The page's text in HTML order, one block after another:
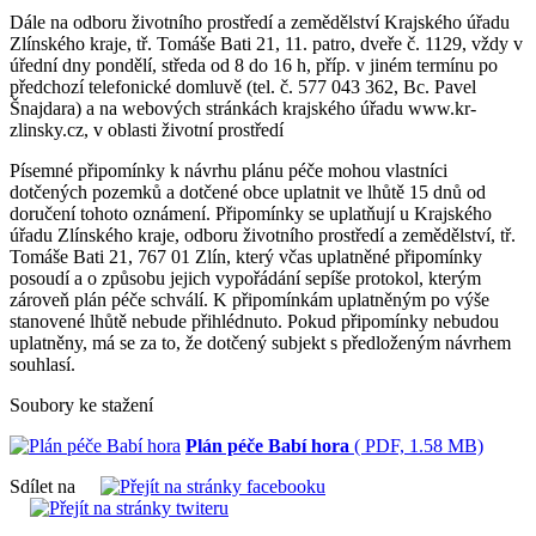
Dále na odboru životního prostředí a zemědělství Krajského úřadu
Zlínského kraje, tř. Tomáše Bati 21, 11. patro, dveře č. 1129, vždy v
úřední dny pondělí, středa od 8 do 16 h, příp. v jiném termínu po
předchozí telefonické domluvě (tel. č. 577 043 362, Bc. Pavel
Šnajdara) a na webových stránkách krajského úřadu www.kr-
zlinsky.cz, v oblasti životní prostředí
Písemné připomínky k návrhu plánu péče mohou vlastníci
dotčených pozemků a dotčené obce uplatnit ve lhůtě 15 dnů od
doručení tohoto oznámení. Připomínky se uplatňují u Krajského
úřadu Zlínského kraje, odboru životního prostředí a zemědělství, tř.
Tomáše Bati 21, 767 01 Zlín, který včas uplatněné připomínky
posoudí a o způsobu jejich vypořádání sepíše protokol, kterým
zároveň plán péče schválí. K připomínkám uplatněným po výše
stanovené lhůtě nebude přihlédnuto. Pokud připomínky nebudou
uplatněny, má se za to, že dotčený subjekt s předloženým návrhem
souhlasí.
Soubory ke stažení
Plán péče Babí hora ( PDF, 1.58 MB)
Sdílet na